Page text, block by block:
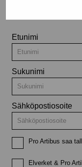
Etunimi
Sukunimi
Sähköpostiosoite
Pro Artibus saa
Elverket & Pro